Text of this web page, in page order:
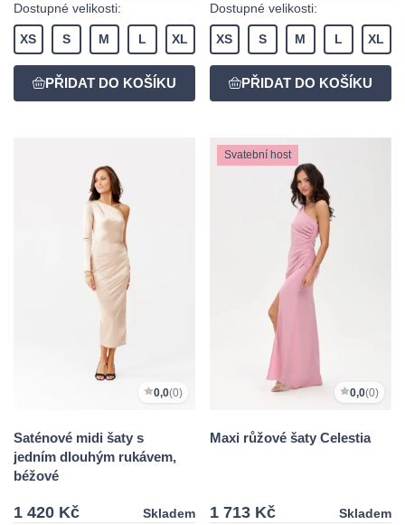
Dostupné velikosti:
XS S M L XL
Dostupné velikosti:
XS S M L XL
0,0(0)
Saténové midi šaty s
jedním dlouhým rukávem,
béžové
1 420 Kč
Skladem
Svatební host
0,0(0)
Maxi růžové šaty Celestia
1 713 Kč
Skladem